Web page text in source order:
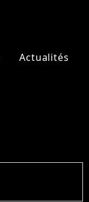
Actualités